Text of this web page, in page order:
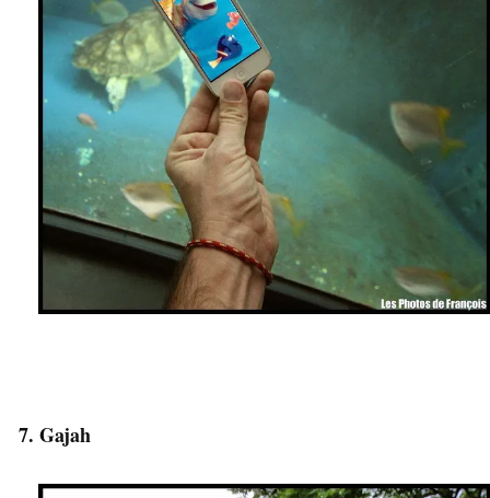
7. Gajah